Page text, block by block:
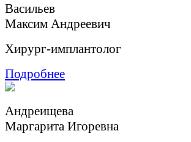
Васильев
Максим Андреевич
Хирург-имплантолог
Подробнее
Андреищева
Маргарита Игоревна